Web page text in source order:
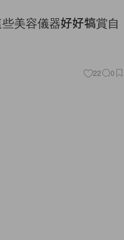
美容儀器好好犒賞自
22 0